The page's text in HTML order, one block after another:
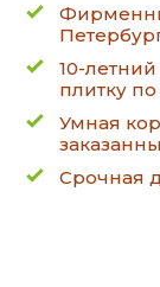
10-
плитку
Умная
Срочная